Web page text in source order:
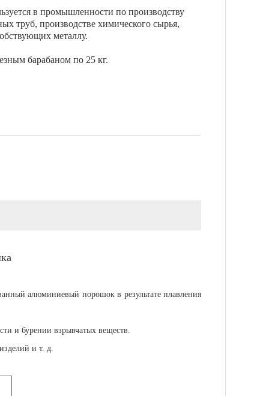
в промышленности по производству
труб, производстве химического сырья,
металлу.
барабаном по 25 кг.
алюминиевый порошок в результате плавления
и бурении взрывчатых веществ.
и т. д.